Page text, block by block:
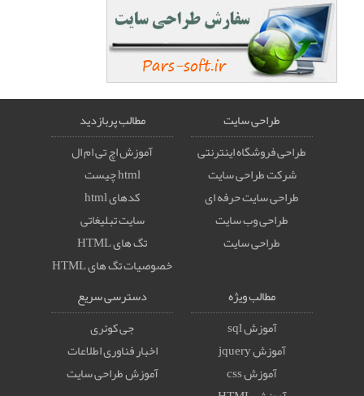
طراحی سایت
طراحی فروشگاه اینترنتی
شرکت طراحی سایت
طراحی سایت حرفه ای
طراحی وب سایت
طراحی سایت
مطالب پربازدید
آموزش اچ تی ام ال
html چیست
کدهای html
سایت تبلیغاتی
تگ های HTML
خصوصيات تگ های HTML
مطالب ویژه
آموزش sql
آموزش jquery
آموزش css
دسترسی سریع
جی کوئری
اخبار فناوری اطلاعات
آموزش طراحی سایت